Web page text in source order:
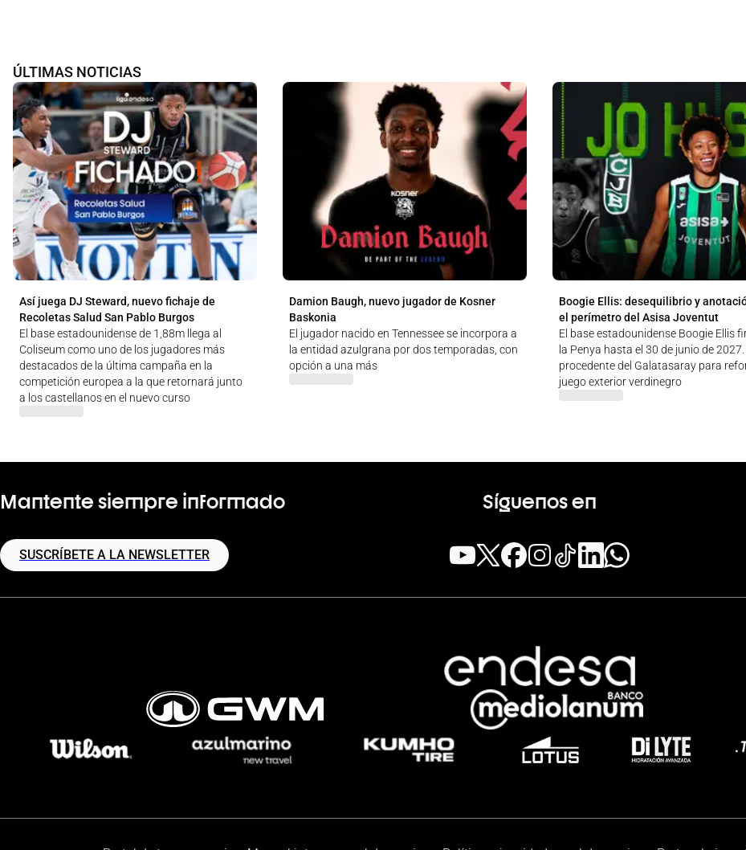
ÚLTIMAS NOTICIAS
Así juega DJ Steward, nuevo fichaje de
Recoletas Salud San Pablo Burgos
El base estadounidense de 1,88m llega al
Coliseum como uno de los jugadores más
destacados de la última campaña en la
competición europea a la que retornará junto
a los castellanos en el nuevo curso
Damion Baugh, nuevo jugador de Kosner
Baskonia
El jugador nacido en Tennessee se incorpora a
la entidad azulgrana por dos temporadas, con
opción a una más
Boogie Ellis: desequilibrio y
el perímetro del Asisa Joventut
El base estadounidense Boogie Ellis
la Penya hasta el 30 de junio de 2027.
procedente del Galatasaray para
juego exterior verdinegro
Mantente siempre informado
SUSCRÍBETE A LA NEWSLETTER
Síguenos en